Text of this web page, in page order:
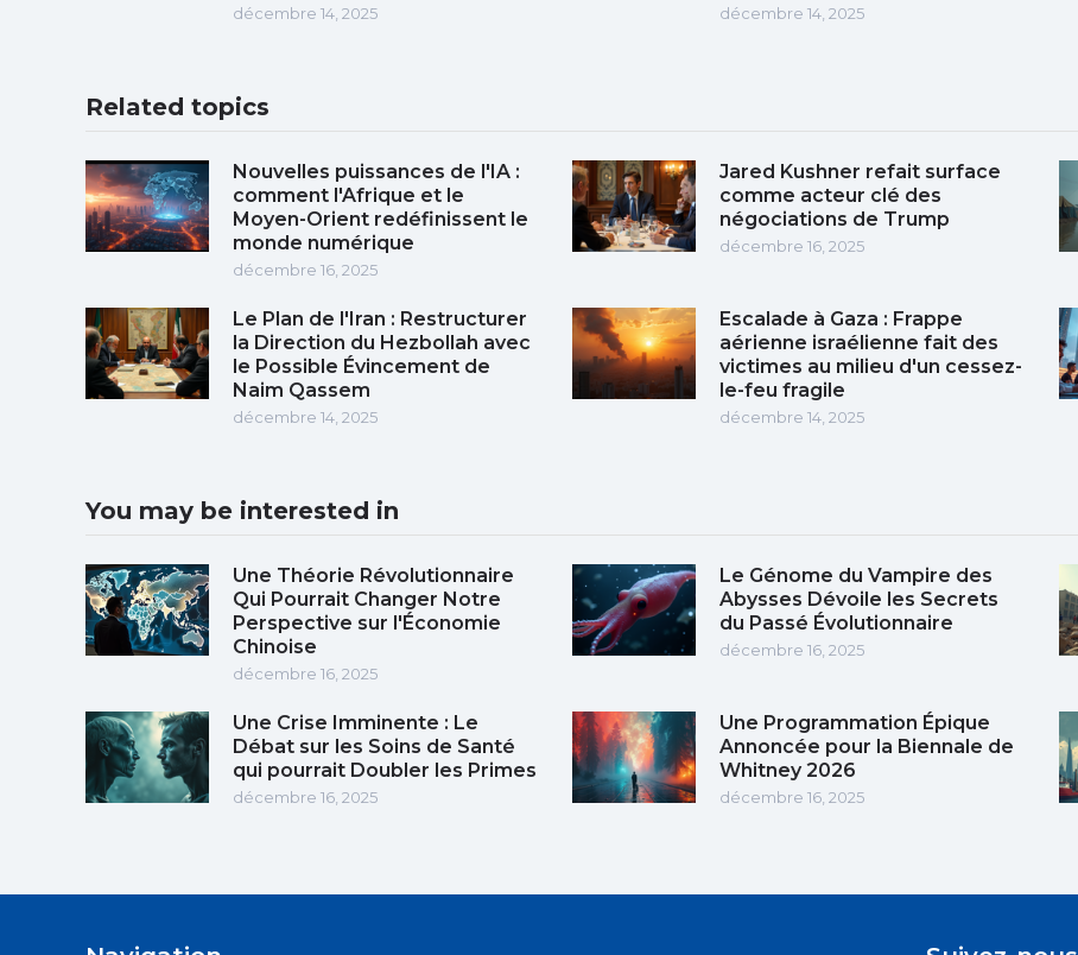
décembre 14, 2025 décembre 14, 2025
Related topics
Nouvelles puissances de l'IA :
comment l'Afrique et le
Moyen-Orient redéfinissent le
monde numérique
décembre 16, 2025
Jared Kushner refait surface
comme acteur clé des
négociations de Trump
décembre 16, 2025
Le Plan de l'Iran : Restructurer
la Direction du Hezbollah avec
le Possible Évincement de
Naim Qassem
décembre 14, 2025
Escalade à Gaza : Frappe
aérienne israélienne fait des
victimes au milieu d'un cessez-
le-feu fragile
décembre 14, 2025
You may be interested in
Une Théorie Révolutionnaire
Qui Pourrait Changer Notre
Perspective sur l'Économie
Chinoise
décembre 16, 2025
Le Génome du Vampire des
Abysses Dévoile les Secrets
du Passé Évolutionnaire
décembre 16, 2025
Une Crise Imminente : Le
Débat sur les Soins de Santé
qui pourrait Doubler les Primes
décembre 16, 2025
Une Programmation Épique
Annoncée pour la Biennale de
Whitney 2026
décembre 16, 2025